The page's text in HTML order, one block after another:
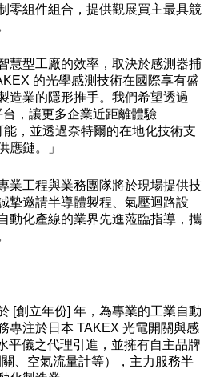
零組件組合，提供觀展買主最具競
慧型工廠的效率，取決於感測器捕
的光學感測技術在國際享有盛
造業的隱形推手。我們希望透過
，讓更多企業近距離體驗
，並透過奈特爾的在地化技術支
應鏈。」
業工程與業務團隊將於現場提供技
摯邀請半導體製程、氣壓迴路設
動化產線的業界先進蒞臨指導，攜
[創立年份] 年，為專業的工業自動
專注於日本 TAKEX 光電開關與感
平儀之代理引進，並擁有自主品牌
、空氣流量計等），主力服務半